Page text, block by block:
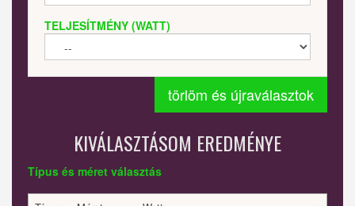
TELJESÍTMÉNY (WATT)
törlöm és újraválasztok
KIVÁLASZTÁSOM EREDMÉNYE
Típus és méret választás